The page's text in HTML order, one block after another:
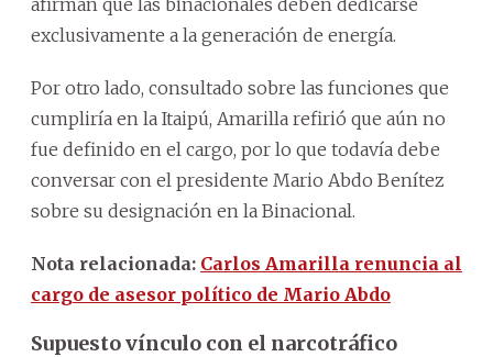
exclusivamente a la generación de energía.
Por otro lado, consultado sobre las funciones que
cumpliría en la Itaipú, Amarilla refirió que aún no
fue definido en el cargo, por lo que todavía debe
conversar con el presidente Mario Abdo Benítez
sobre su designación en la Binacional.
Nota relacionada: Carlos Amarilla renuncia al
cargo de asesor político de Mario Abdo
Supuesto vínculo con el narcotráfico